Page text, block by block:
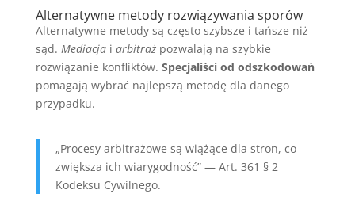
Alternatywne metody rozwiązywania sporów
Alternatywne metody są często szybsze i tańsze niż
sąd. Mediacjai arbitrażpozwalają na szybkie
rozwiązanie konfliktów. Specjaliści od odszkodowań
pomagają wybrać najlepszą metodę dla danego
przypadku.
„Procesy arbitrażowe są wiążące dla stron, co
zwiększa ich wiarygodność” — Art. 361 § 2
Kodeksu Cywilnego.